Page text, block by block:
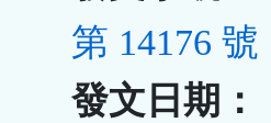
第 14176 號
發文日期：